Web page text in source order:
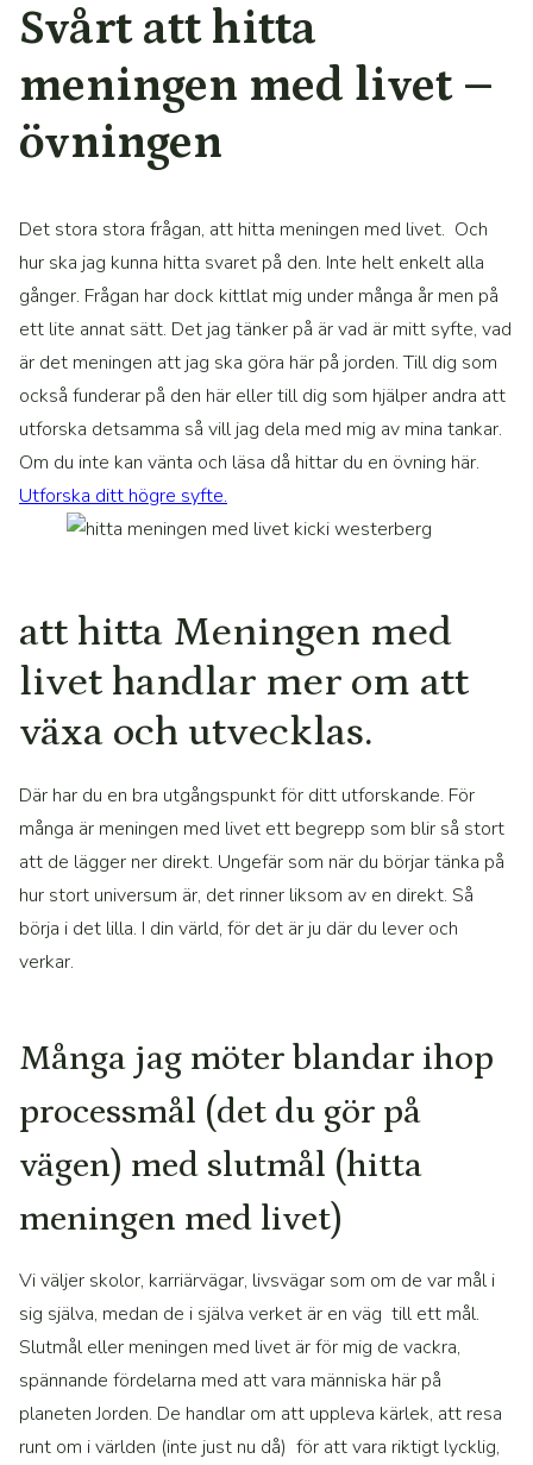
Svårt att hitta
meningen med livet –
övningen
Det stora stora frågan, att hitta meningen med livet. Och
hur ska jag kunna hitta svaret på den. Inte helt enkelt alla
gånger. Frågan har dock kittlat mig under många år men på
ett lite annat sätt. Det jag tänker på är vad är mitt syfte, vad
är det meningen att jag ska göra här på jorden. Till dig som
också funderar på den här eller till dig som hjälper andra att
utforska detsamma så vill jag dela med mig av mina tankar.
Om du inte kan vänta och läsa då hittar du en övning här.
Utforska ditt högre syfte.
att hitta Meningen med
livet handlar mer om att
växa och utvecklas.
Där har du en bra utgångspunkt för ditt utforskande. För
många är meningen med livet ett begrepp som blir så stort
att de lägger ner direkt. Ungefär som när du börjar tänka på
hur stort universum är, det rinner liksom av en direkt. Så
börja i det lilla. I din värld, för det är ju där du lever och
verkar.
Många jag möter blandar ihop
processmål (det du gör på
vägen) med slutmål (hitta
meningen med livet)
Vi väljer skolor, karriärvägar, livsvägar som om de var mål i
sig själva, medan de i själva verket är en väg till ett mål.
Slutmål eller meningen med livet är för mig de vackra,
spännande fördelarna med att vara människa här på
planeten Jorden. De handlar om att uppleva kärlek, att resa
runt om i världen (inte just nu då) för att vara riktigt lycklig,